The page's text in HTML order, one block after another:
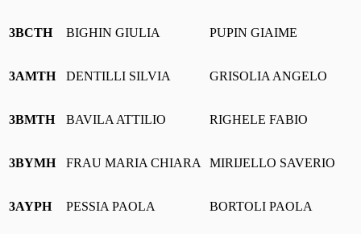
3BCTH BIGHIN GIULIA PUPIN GIAIME
3AMTH DENTILLI SILVIA GRISOLIA ANGELO
3BMTH BAVILA ATTILIO RIGHELE FABIO
3BYMH FRAU MARIA CHIARA MIRIJELLO SAVERIO
3AYPH PESSIA PAOLA BORTOLI PAOLA